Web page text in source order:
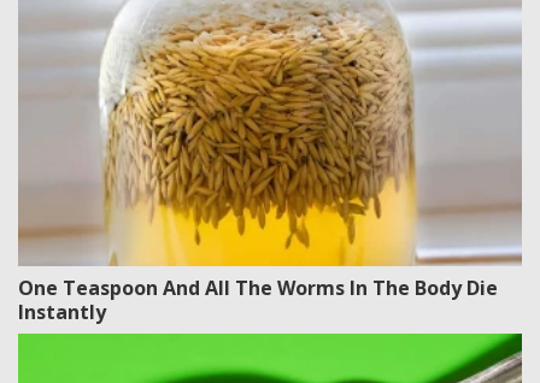
One Teaspoon And All The Worms In The Body Die
Instantly